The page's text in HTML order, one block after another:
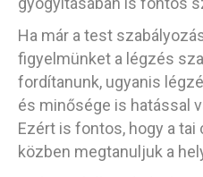
Ha már a test
figyelmünket a légzés
fordítanunk, ugyanis
és minősége is hatással
Ezért is fontos, hogy a tai
közben megtanuljuk a